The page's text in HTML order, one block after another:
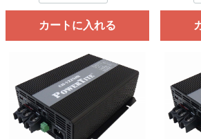
カートに入れる